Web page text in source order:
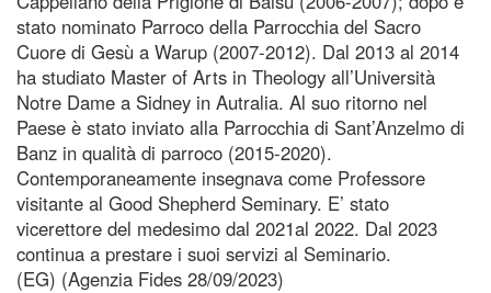
stato nominato Parroco della Parrocchia del Sacro
Cuore di Gesù a Warup (2007-2012). Dal 2013 al 2014
ha studiato Master of Arts in Theology all’Università
Notre Dame a Sidney in Autralia. Al suo ritorno nel
Paese è stato inviato alla Parrocchia di Sant’Anzelmo di
Banz in qualità di parroco (2015-2020).
Contemporaneamente insegnava come Professore
visitante al Good Shepherd Seminary. E’ stato
vicerettore del medesimo dal 2021al 2022. Dal 2023
continua a prestare i suoi servizi al Seminario.
(EG) (Agenzia Fides 28/09/2023)